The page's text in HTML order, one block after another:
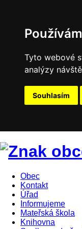
Tyto webové
analýzy
Souhlasím
Obec
Kontakt
Úřad
Informujeme
Mateřská škola
Knihovna